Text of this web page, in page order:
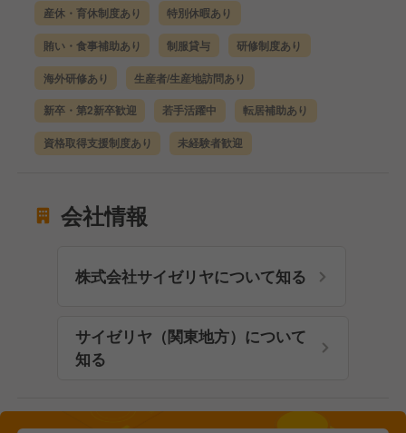
産休・育休制度あり 特別休暇あり
賄い・食事補助あり 制服貸与 研修制度あり
海外研修あり 生産者/生産地訪問あり
新卒・第2新卒歓迎 若手活躍中 転居補助あり
資格取得支援制度あり 未経験者歓迎
会社情報
株式会社サイゼリヤについて知る
サイゼリヤ（関東地方）について
知る